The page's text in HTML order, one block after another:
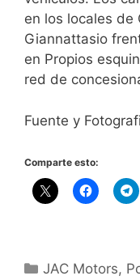
en los locales de
Giannattasio
en Propios
red de
Fuente y
Comparte esto:
JAC Motors,